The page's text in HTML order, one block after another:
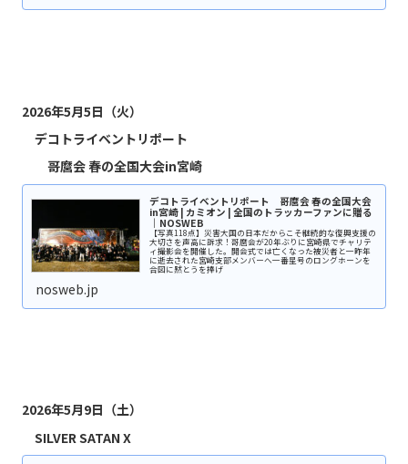
2026年5月5日（火）
デコトライベントリポート
哥麿会 春の全国大会in宮崎
デコトライベントリポート 哥麿会 春の全国大会
in宮崎 | カミオン | 全国のトラッカーファンに贈る
｜NOSWEB
【写真118点】災害大国の日本だからこそ継続的な復興支援の
大切さを声高に訴求！哥麿会が20年ぶりに宮崎県でチャリテ
ィ撮影会を開催した。開会式では亡くなった被災者と一昨年
に逝去された宮崎支部メンバーへ一番星号のロングホーンを
合図に黙とうを捧げ
nosweb.jp
2026年5月9日（土）
SILVER SATAN X